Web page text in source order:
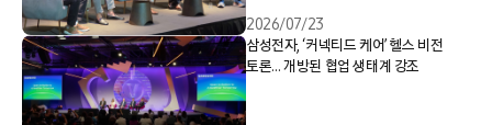
2026/07/23
삼성전자, ‘커넥티드 케어’ 헬스 비전
토론… 개방된 협업 생태계 강조